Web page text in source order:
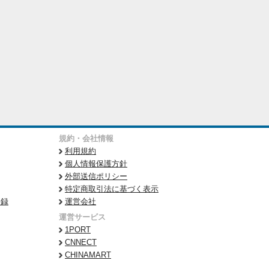
規約・会社情報
利用規約
個人情報保護方針
外部送信ポリシー
特定商取引法に基づく表示
運営会社
運営サービス
1PORT
CNNECT
CHINAMART